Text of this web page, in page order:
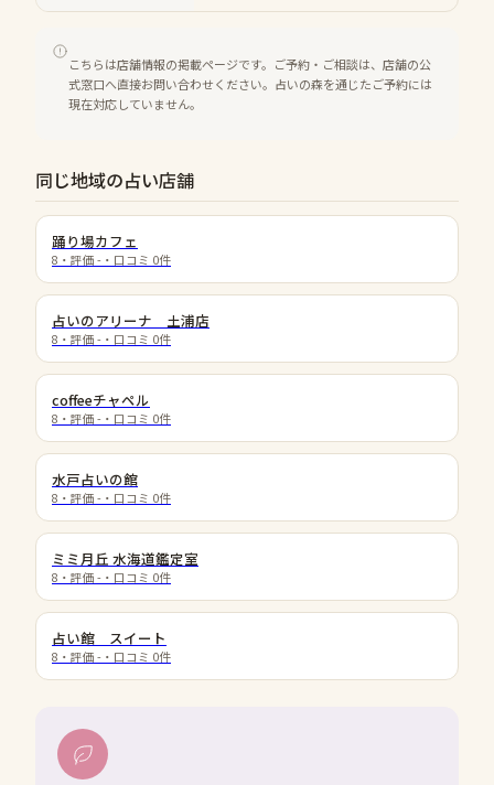
こちらは店舗情報の掲載ページです。ご予約・ご相談は、店舗の公
式窓口へ直接お問い合わせください。占いの森を通じたご予約には
現在対応していません。
同じ地域の占い店舗
​踊り場カフェ
8 ・評価 - ・口コミ 0件
占いのアリーナ 土浦店
8 ・評価 - ・口コミ 0件
coffeeチャペル
8 ・評価 - ・口コミ 0件
水戸占いの館
8 ・評価 - ・口コミ 0件
ミミ月丘 水海道鑑定室
8 ・評価 - ・口コミ 0件
占い館 スイート
8 ・評価 - ・口コミ 0件